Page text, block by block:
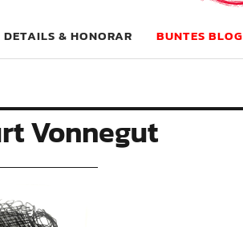
AUSSERGEWÖHNLICHER MENSCH
DETAILS & HONORAR BUNTES BLOG
Vonnegut